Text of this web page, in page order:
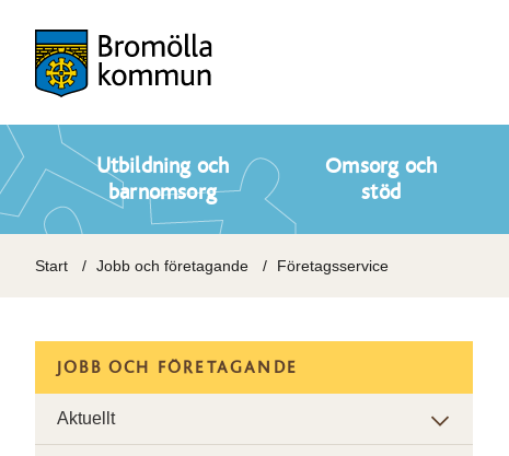
Utbildning och
barnomsorg
Omsorg och
stöd
Start Jobb och företagande Företagsservice
JOBB OCH FÖRETAGANDE
Aktuellt